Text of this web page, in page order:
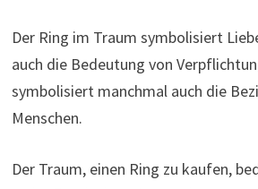
Der Ring im Traum symbolisiert
auch die Bedeutung von
symbolisiert manchmal auch die
Menschen.
Der Traum, einen Ring zu kaufen,